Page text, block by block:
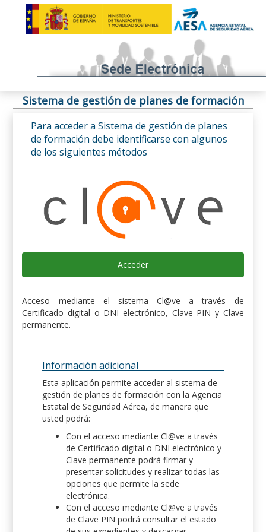
Sistema de gestión de planes de formación
Para acceder a Sistema de gestión de planes
de formación debe identificarse con algunos
de los siguientes métodos
Acceder
Acceso mediante el sistema Cl@ve a través de
Certificado digital o DNI electrónico, Clave PIN y Clave
permanente.
Información adicional
Esta aplicación permite acceder al sistema de
gestión de planes de formación con la Agencia
Estatal de Seguridad Aérea, de manera que
usted podrá:
Con el acceso mediante Cl@ve a través
de Certificado digital o DNI electrónico y
Clave permanente podrá firmar y
presentar solicitudes y realizar todas las
opciones que permite la sede
electrónica.
Con el acceso mediante Cl@ve a través
de Clave PIN podrá consultar el estado